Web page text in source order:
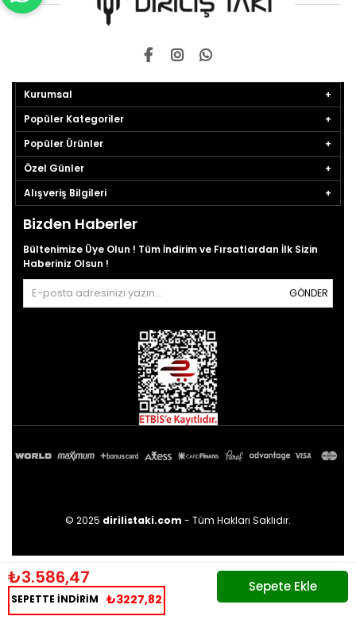
₺3.586,47
SEPETTE İNDİRİM ₺3227,82
Kurumsal
Popüler Kategoriler
Popüler Ürünler
Özel Günler
Alışveriş Bilgileri
Bizden Haberler
Bültenimize Üye Olun ! Tüm İndirim ve Fırsatlardan İlk Sizin
Haberiniz Olsun !
GÖNDER
© 2025 dirilistaki.com - Tüm Hakları Saklıdır.